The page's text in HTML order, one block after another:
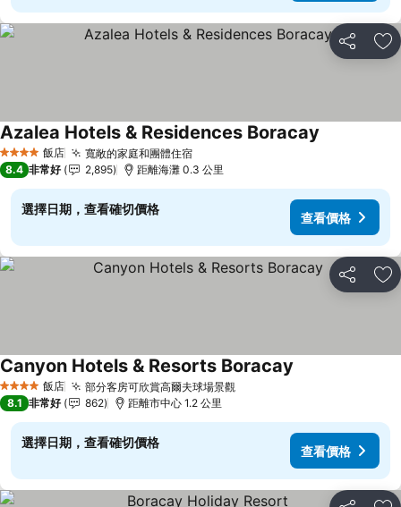
分享 加
4 星級 飯店 寬敞的家庭和團體住宿
Azalea Hotels & Residences Boracay
8.4 非常好 2,895 距離海灘 0.3 公里
選擇日期，查看確切價格
查看價格
分享 加
4 星級 飯店 部分客房可欣賞高爾夫球場景觀
Canyon Hotels & Resorts Boracay
8.1 非常好 862 距離市中心 1.2 公里
選擇日期，查看確切價格
查看價格